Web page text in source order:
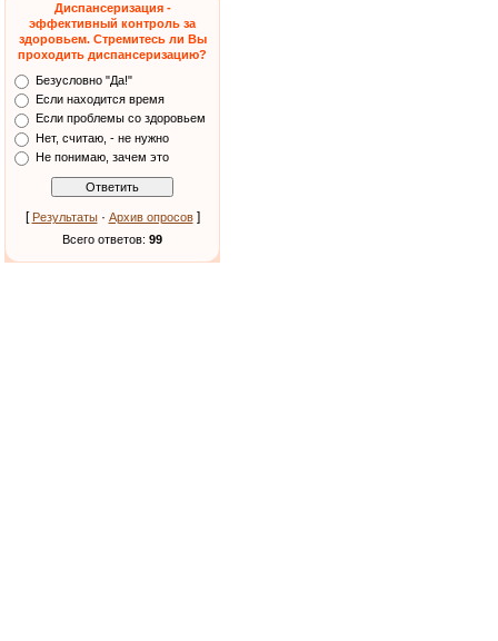
Диспансеризация -
эффективный контроль за
здоровьем. Стремитесь ли Вы
проходить диспансеризацию?
Безусловно "Да!"
Если находится время
Если проблемы со здоровьем
Нет, считаю, - не нужно
Не понимаю, зачем это
[ Результаты· Архив опросов]
Всего ответов: 99